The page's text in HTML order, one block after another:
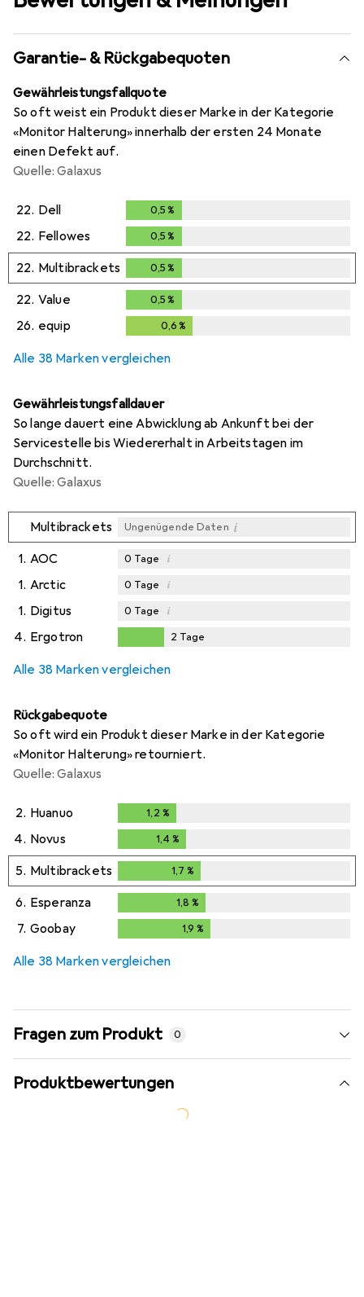
Garantie- & Rückgabequoten
Gewährleistungsfallquote
So oft weist ein Produkt dieser Marke in der Kategorie
«Monitor Halterung» innerhalb der ersten 24 Monate
einen Defekt auf.
Quelle: Galaxus
22. Dell 0,5 %
22. Fellowes 0,5 %
22. Multibrackets 0,5 %
22. Value 0,5 %
26. equip 0,6 %
Alle 38 Marken vergleichen
Gewährleistungsfalldauer
So lange dauert eine Abwicklung ab Ankunft bei der
Servicestelle bis Wiedererhalt in Arbeitstagen im
Durchschnitt.
Quelle: Galaxus
Multibrackets Ungenügende Daten i
1. AOC 0 Tage i
1. Arctic 0 Tage i
1. Digitus 0 Tage i
4. Ergotron 2 Tage
Alle 38 Marken vergleichen
Rückgabequote
So oft wird ein Produkt dieser Marke in der Kategorie
«Monitor Halterung» retourniert.
Quelle: Galaxus
2. Huanuo 1,2 %
4. Novus 1,4 %
5. Multibrackets 1,7 %
6. Esperanza 1,8 %
7. Goobay 1,9 %
Alle 38 Marken vergleichen
Fragen zum Produkt 0
Produktbewertungen